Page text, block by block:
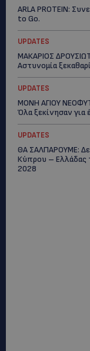
ARLA PROTEIN:
to Go.
UPDATES
ΜΑΚΑΡΙΟΣ
Αστυνομία
UPDATES
ΜΟΝΗ ΑΓΙΟΥ
Όλα ξεκίνησαν για
UPDATES
ΘΑ ΣΑΛΠΑΡΟΥΜΕ:
Κύπρου – Ελλάδας
2028